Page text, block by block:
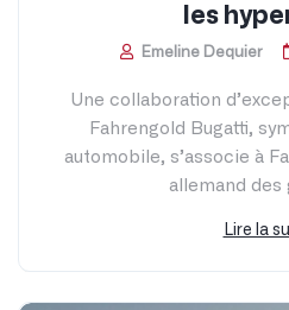
les
Emeline Dequier
Une collaboration
Fahrengold Bugatti,
automobile, s’associe à
allemand des
Lire la